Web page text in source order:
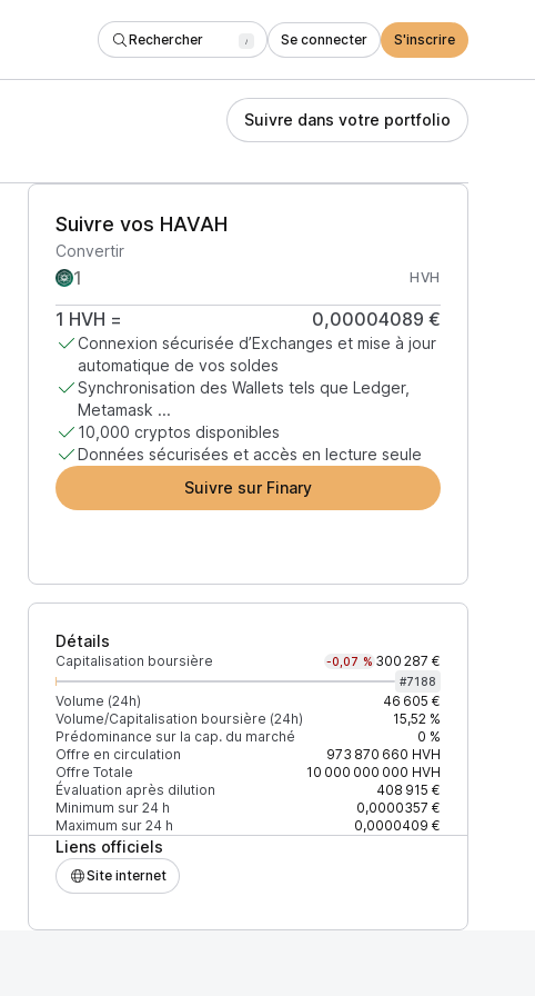
Rechercher / Se connecter S'inscrire
Suivre dans votre portfolio
Suivre vos HAVAH
Convertir
HVH
1 HVH = 0,00004089 €
Connexion sécurisée d’Exchanges et mise à jour
automatique de vos soldes
Synchronisation des Wallets tels que Ledger,
Metamask ...
10,000 cryptos disponibles
Données sécurisées et accès en lecture seule
Suivre sur Finary
Détails
Capitalisation boursière -0,07 % 300 287 €
#7188
Volume (24h)
46 605 €
Volume/Capitalisation boursière (24h)
15,52 %
Prédominance sur la cap. du marché
0 %
Offre en circulation
973 870 660 HVH
Offre Totale
10 000 000 000 HVH
Évaluation après dilution
408 915 €
Minimum sur 24 h
0,0000357 €
Maximum sur 24 h
0,0000409 €
Liens officiels
Site internet
(24h) % du volume Confiance Mis à jour
$ 100 %